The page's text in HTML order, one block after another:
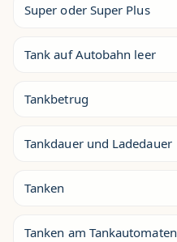
Super oder Super Plus
Tank auf Autobahn leer
Tankbetrug
Tankdauer und Ladedauer
Tanken
Tanken am Tankautomaten